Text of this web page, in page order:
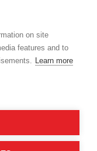
on site
features and to
Learn more
ry